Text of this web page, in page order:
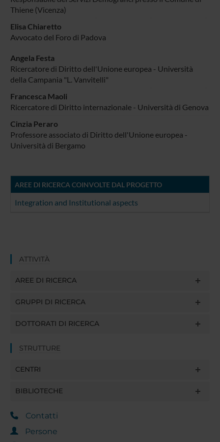
Thiene (Vicenza)
Elisa Chiaretto
Avvocato del Foro di Padova
Angela Festa
Ricercatore di Diritto dell'Unione europea - Università
della Campania "L. Vanvitelli"
Francesca Maoli
Ricercatore di Diritto internazionale - Università di Genova
Cinzia Peraro
Professore associato di Diritto dell'Unione europea -
Università di Bergamo
AREE DI RICERCA COINVOLTE DAL PROGETTO
Integration and Institutional aspects
ATTIVITÀ
AREE DI RICERCA
GRUPPI DI RICERCA
DOTTORATI DI RICERCA
STRUTTURE
CENTRI
BIBLIOTECHE
Contatti
Persone